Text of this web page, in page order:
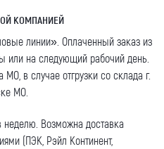
КОМПАНИЕЙ
линии». Оплаченный заказ из
или на следующий рабочий день.
в случае отгрузки со склада г.
МО.
неделю. Возможна доставка
(ПЭК, Рэйл Континент,